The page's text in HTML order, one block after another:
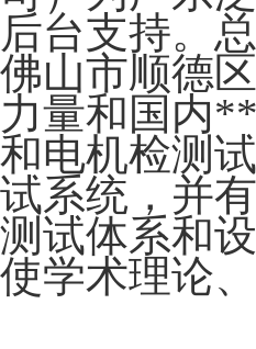
后台支持。
佛山市顺德
力量和国内
和电机检测
试系统，并
测试体系和
使学术理论